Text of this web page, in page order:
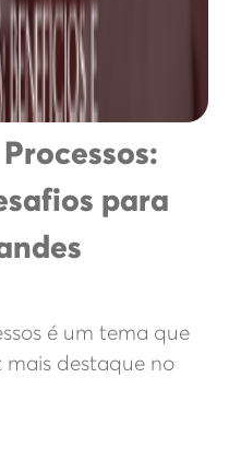
para
é um tema que
destaque no